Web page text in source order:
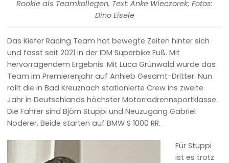
Rookie als Teamkollegen. Text: Anke Wieczorek; Fotos:
Dino Eisele
Das Kiefer Racing Team hat bewegte Zeiten hinter sich
und fasst seit 2021 in der IDM Superbike Fuß. Mit
hervorragendem Ergebnis. Mit Luca Grünwald wurde das
Team im Premierenjahr auf Anhieb Gesamt-Dritter. Nun
rollt die in Bad Kreuznach stationierte Crew ins zweite
Jahr in Deutschlands höchster Motorradrennsportklasse.
Die Fahrer sind Björn Stuppi und Neuzugang Gabriel
Noderer. Beide starten auf BMW S 1000 RR.
Für Stuppi
ist es trotz